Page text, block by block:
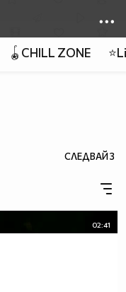
🪀CHILL ZONE
СЛЕДВАЙ3
02:41